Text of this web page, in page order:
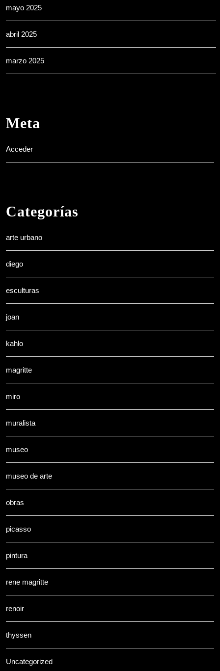
mayo 2025
abril 2025
marzo 2025
Meta
Acceder
Categorías
arte urbano
diego
esculturas
joan
kahlo
magritte
miro
muralista
museo
museo de arte
obras
picasso
pintura
rene magritte
renoir
thyssen
Uncategorized